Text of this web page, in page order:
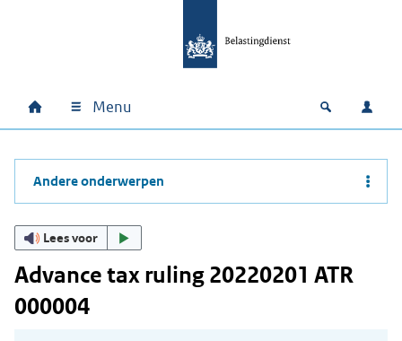
Hoofdnavigatie
Home Menu Open
Andere onderwerpen
Lees voor
Advance tax ruling 20220201 ATR
000004